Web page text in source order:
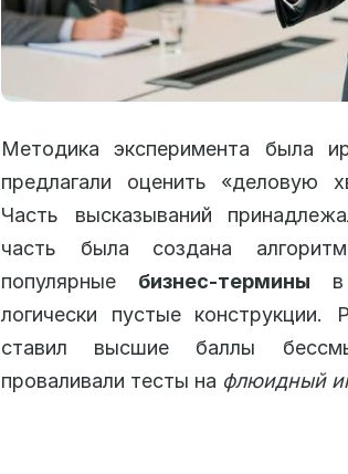
Методика эксперимента была
предлагали оценить «деловую
Часть высказываний
часть была создана
популярные бизнес-термины в
логически пустые конструкции.
ставил высшие баллы
проваливали тесты на флюидный